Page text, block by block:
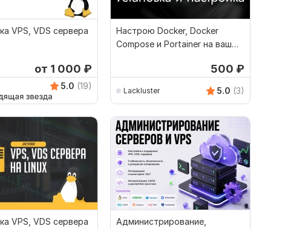
VPS, VDS сервера
от 1 000 ₽
5.0 (19)
Настрою Docker, Docker
Compose и Portainer на ваш
500 ₽
Lackluster 5.0 (3)
VPS, VDS сервера
Администрирование,